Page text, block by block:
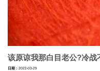
该原谅我那白目老公?冷战
日期： 2022-03-29